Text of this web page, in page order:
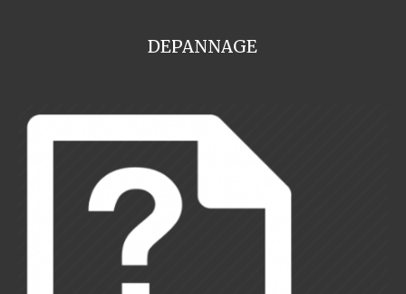
DEPANNAGE